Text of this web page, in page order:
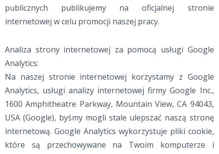
publicznych publikujemy na oficjalnej stronie
internetowej w celu promocji naszej pracy.
Analiza strony internetowej za pomocą usługi Google
Analytics:
Na naszej stronie internetowej korzystamy z Google
Analytics, usługi analizy internetowej firmy Google Inc.,
1600 Amphitheatre Parkway, Mountain View, CA 94043,
USA (Google), byśmy mogli stale ulepszać naszą stronę
internetową. Google Analytics wykorzystuje pliki cookie,
które są przechowywane na Twoim komputerze i